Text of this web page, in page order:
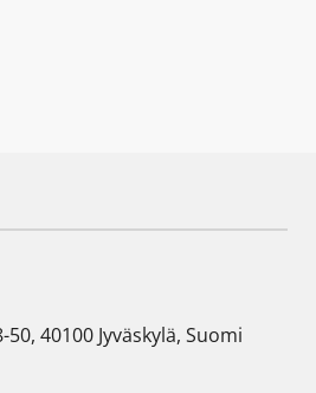
40100 Jyväskylä, Suomi